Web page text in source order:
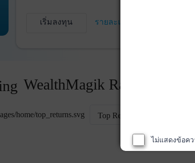
เริ่มลงทุน รายละเอียดเพิ่มเติม
WealthMagik Rankings
Top Returns
ไม่แสดงข้อค